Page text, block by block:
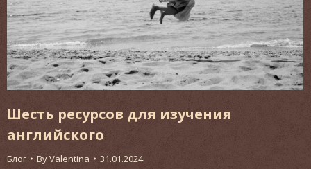
Шесть ресурсов для изучения
английского
Блог ByValentina 31.01.2024